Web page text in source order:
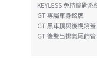
KEYLESS 免持鑰匙
GT 專屬車身銘牌
GT 黑車頂與後視鏡蓋
GT 後雙出排氣尾飾管